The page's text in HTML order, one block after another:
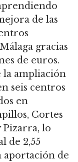
de las
gracias
de euros.
la ampliación
seis centros
en
Cortes
lo
de 2,55
aportación de